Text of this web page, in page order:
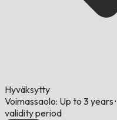
Hyväksytty
Voimassaolo: Up to 3 years ·
validity period